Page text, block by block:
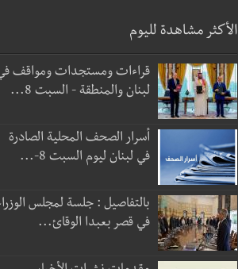
الأكثر مشاهدة لليوم
قراءات ومستجدات ومواقف
لبنان والمنطقة - السبت 8...
أسرار الصحف المحلية الصادرة
في لبنان ليوم السبت 8-...
بالتفاصيل : جلسة لمجلس
في قصر بعبدا الوقائ...